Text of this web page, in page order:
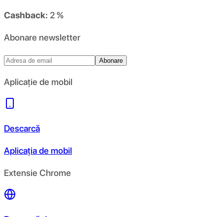
Cashback: 2 %
Abonare newsletter
Abonare
Aplicație de mobil
Descarcă
Aplicația de mobil
Extensie Chrome